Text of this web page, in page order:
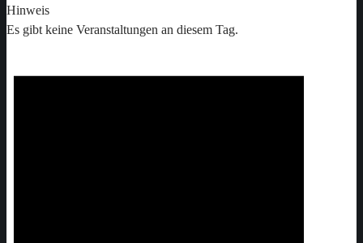
Hinweis
Es gibt keine Veranstaltungen an diesem Tag.